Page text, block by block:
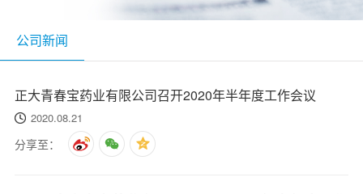
公司新闻
正大青春宝药业有限公司召开2020年半年度工作会议
2020.08.21
分享至：